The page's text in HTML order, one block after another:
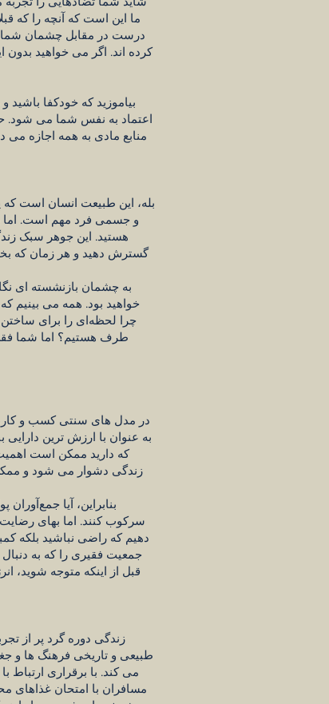
ما این است که آنچه را که
درست در مقابل چشمان شما
کرده اند. اگر می خواهید بدون
بیاموزید که خودکفا
اعتماد به نفس شما می شود.
منابع مادی به همه اجازه می
بله، این طبیعت انسان است
و جسمی فرد مهم است. اما
هستید. این جوهر سبک
گسترش دهید و هر زمان که
به چشمان بازنشسته ای
خواهید بود. همه می بینیم
چرا لحظه‌ای را برای
طرف هستیم؟ اما شما فقط
در مدل های سنتی کسب و کار،
به عنوان با ارزش ترین
که دارید ممکن است
زندگی دشوار می شود و ممکن
بنابراین، آیا
سرکوب کنند. اما بهای
دهیم که راضی نباشید بلکه
جمعیت فقیری را که به
قبل از اینکه متوجه شوید،
زندگی دوره گرد پر از
طبیعی و تاریخی فرهنگ ها و
می کند. با برقراری
مسافران با امتحان غذاهای